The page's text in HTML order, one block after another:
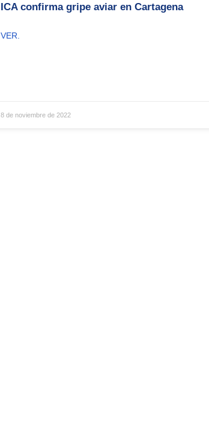
ICA confirma gripe aviar en Cartagena
VER.
8 de noviembre de 2022